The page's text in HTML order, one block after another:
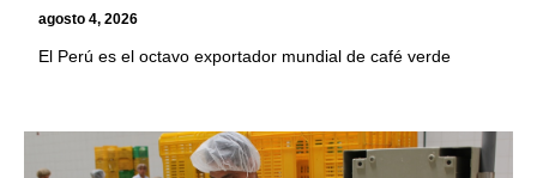
agosto 4, 2026
El Perú es el octavo exportador mundial de café verde